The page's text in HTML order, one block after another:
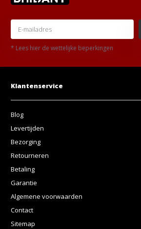
* Lees hier de wettelijke beperkingen
Klantenservice
Blog
Levertijden
Bezorging
Retourneren
Betaling
Garantie
Algemene voorwaarden
Contact
Sitemap